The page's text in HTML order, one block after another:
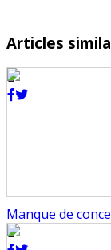
Articles
Manque de